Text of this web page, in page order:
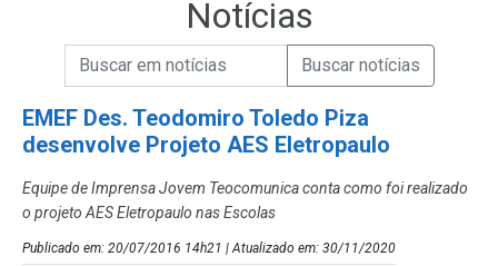
Notícias
Campo de Busca de Notícias
Campo de Busca de informaçõesEnviar a Busca de Notícias
EMEF Des. Teodomiro Toledo Piza
desenvolve Projeto AES Eletropaulo
Equipe de Imprensa Jovem Teocomunica conta como foi realizado
o projeto AES Eletropaulo nas Escolas
Publicado em: 20/07/2016 14h21 | Atualizado em: 30/11/2020